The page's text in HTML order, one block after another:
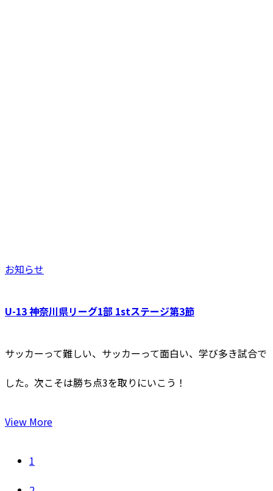
お知らせ
U-13 神奈川県リーグ1部 1stステージ第3節
サッカーって難しい、サッカーって面白い、学び多き試合で
した。次こそは勝ち点3を取りにいこう！
View More
1